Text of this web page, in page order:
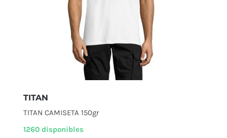
TITAN
TITAN CAMISETA 150gr
1260 disponibles